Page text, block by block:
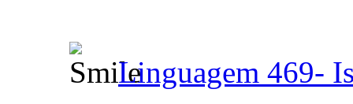
Linguagem 469-